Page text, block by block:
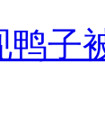
鸭子